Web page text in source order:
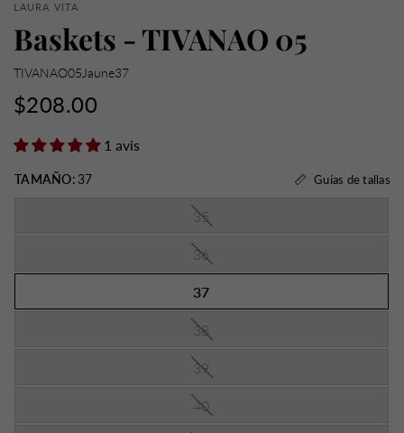
LAURA VITA
Baskets - TIVANAO 05
TIVANAO05Jaune37
$208.00
1 avis
TAMAÑO: 37 Guías de tallas
35
36
37
38
39
40